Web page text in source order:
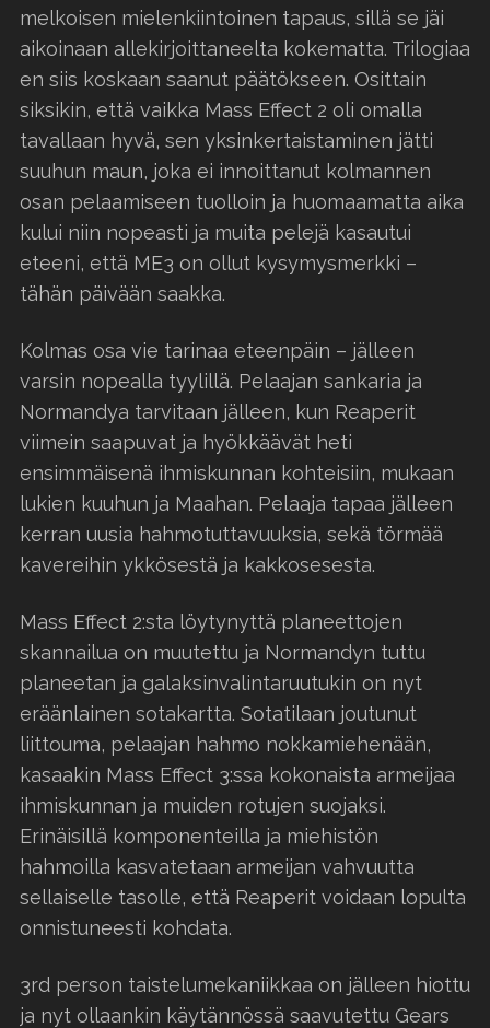
melkoisen mielenkiintoinen tapaus, sillä se jäi
aikoinaan allekirjoittaneelta kokematta. Trilogiaa
en siis koskaan saanut päätökseen. Osittain
siksikin, että vaikka Mass Effect 2 oli omalla
tavallaan hyvä, sen yksinkertaistaminen jätti
suuhun maun, joka ei innoittanut kolmannen
osan pelaamiseen tuolloin ja huomaamatta aika
kului niin nopeasti ja muita pelejä kasautui
eteeni, että ME3 on ollut kysymysmerkki –
tähän päivään saakka.
Kolmas osa vie tarinaa eteenpäin – jälleen
varsin nopealla tyylillä. Pelaajan sankaria ja
Normandya tarvitaan jälleen, kun Reaperit
viimein saapuvat ja hyökkäävät heti
ensimmäisenä ihmiskunnan kohteisiin, mukaan
lukien kuuhun ja Maahan. Pelaaja tapaa jälleen
kerran uusia hahmotuttavuuksia, sekä törmää
kavereihin ykkösestä ja kakkosesesta.
Mass Effect 2:sta löytynyttä planeettojen
skannailua on muutettu ja Normandyn tuttu
planeetan ja galaksinvalintaruutukin on nyt
eräänlainen sotakartta. Sotatilaan joutunut
liittouma, pelaajan hahmo nokkamiehenään,
kasaakin Mass Effect 3:ssa kokonaista armeijaa
ihmiskunnan ja muiden rotujen suojaksi.
Erinäisillä komponenteilla ja miehistön
hahmoilla kasvatetaan armeijan vahvuutta
sellaiselle tasolle, että Reaperit voidaan lopulta
onnistuneesti kohdata.
3rd person taistelumekaniikkaa on jälleen hiottu
ja nyt ollaankin käytännössä saavutettu Gears